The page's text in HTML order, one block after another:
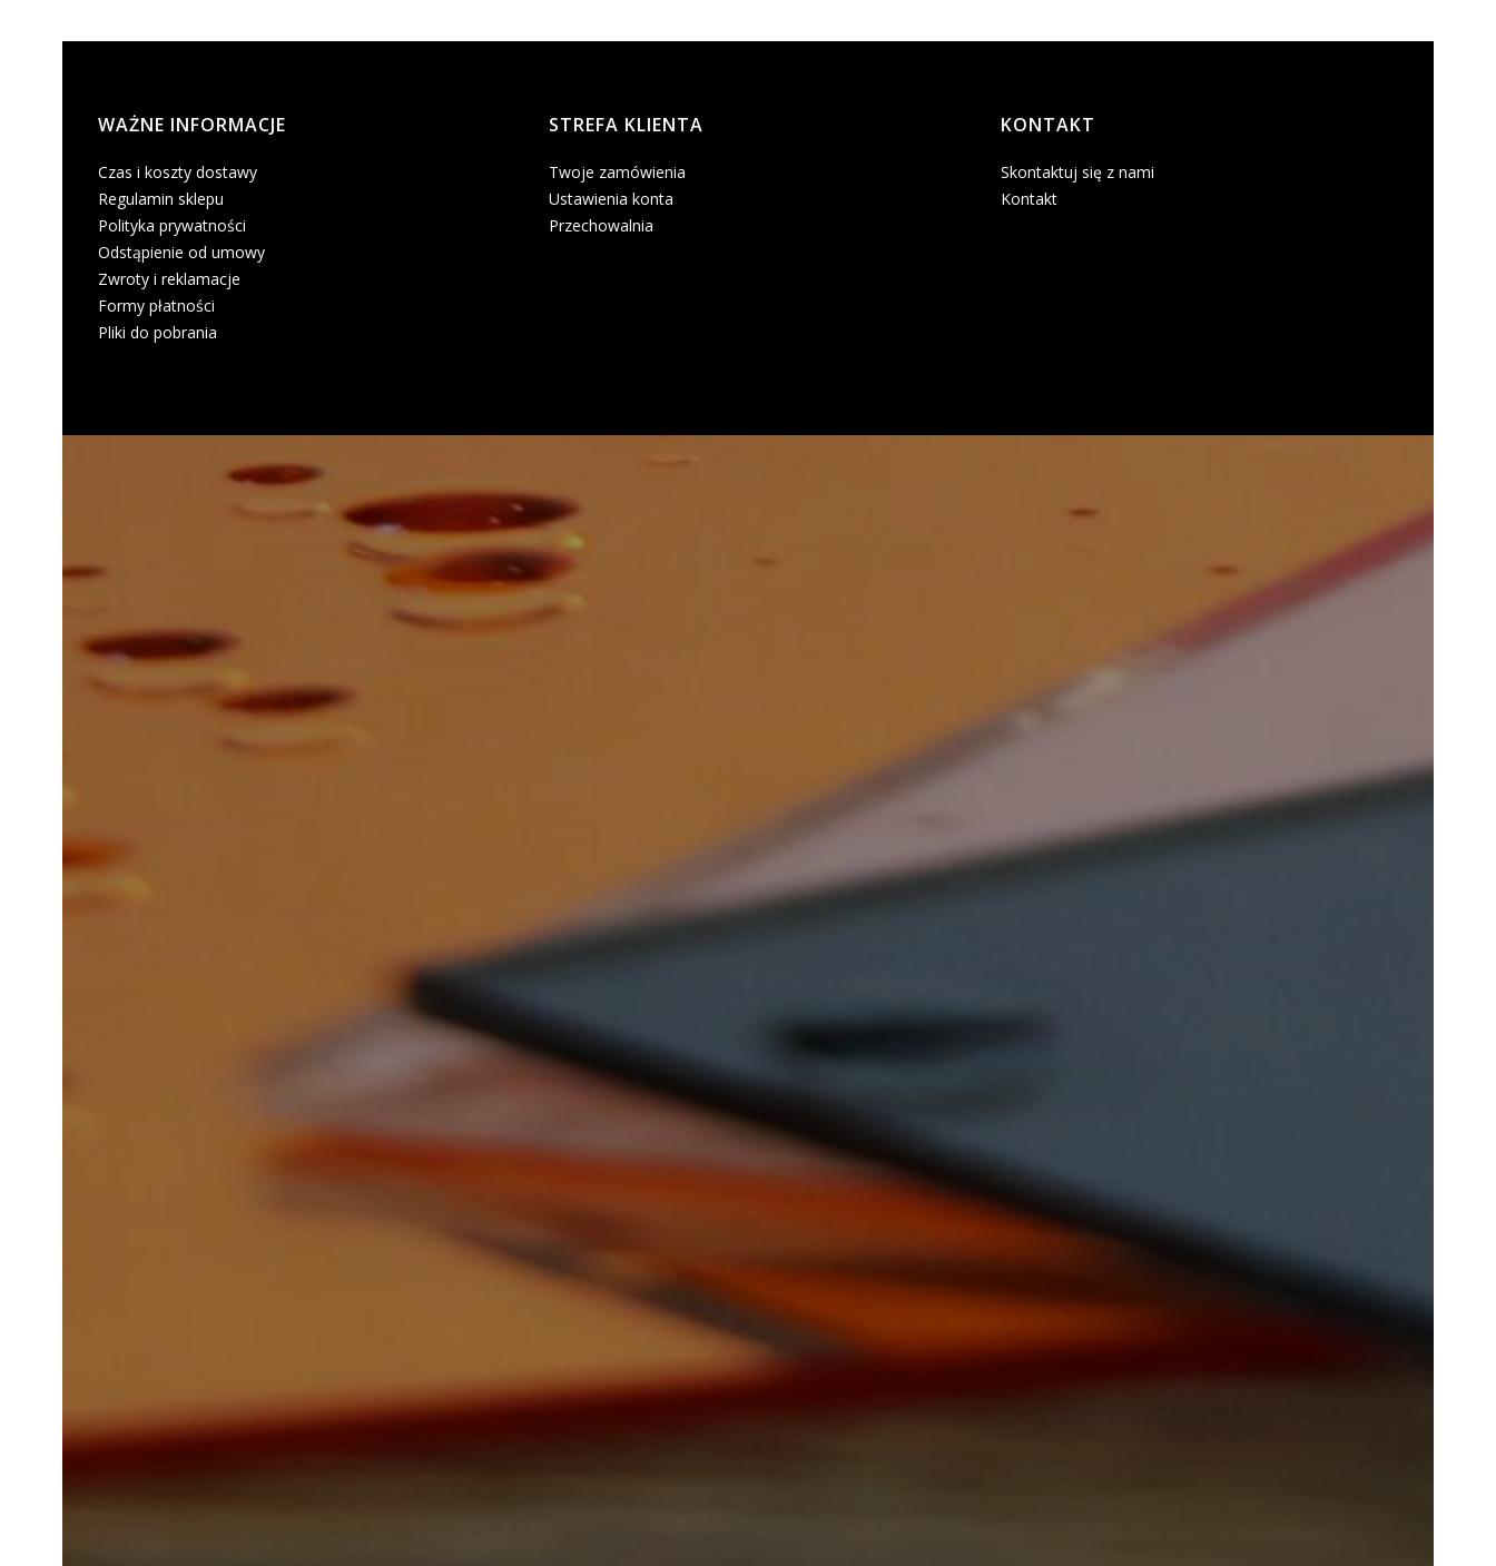
Linki w stopce
WAŻNE INFORMACJE
Czas i koszty dostawy
Regulamin sklepu
Polityka prywatności
Odstąpienie od umowy
Zwroty i reklamacje
Formy płatności
Pliki do pobrania
STREFA KLIENTA
Twoje zamówienia
Ustawienia konta
Przechowalnia
KONTAKT
Skontaktuj się z nami
Kontakt